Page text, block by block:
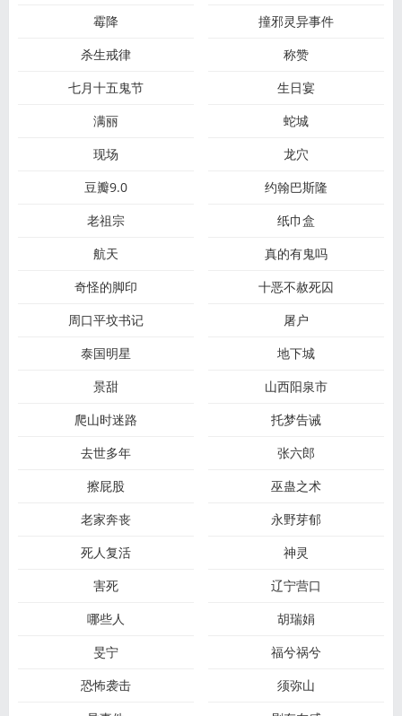
霉降
撞邪灵异事件
杀生戒律
称赞
七月十五鬼节
生日宴
满丽
蛇城
现场
龙穴
豆瓣9.0
约翰巴斯隆
老祖宗
纸巾盒
航天
真的有鬼吗
奇怪的脚印
十恶不赦死囚
周口平坟书记
屠户
泰国明星
地下城
景甜
山西阳泉市
爬山时迷路
托梦告诫
去世多年
张六郎
擦屁股
巫蛊之术
老家奔丧
永野芽郁
死人复活
神灵
害死
辽宁营口
哪些人
胡瑞娟
旻宁
福兮祸兮
恐怖袭击
须弥山